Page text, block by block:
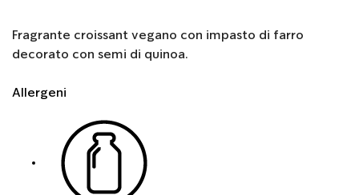
Fragrante croissant vegano con impasto di farro
decorato con semi di quinoa.
Allergeni